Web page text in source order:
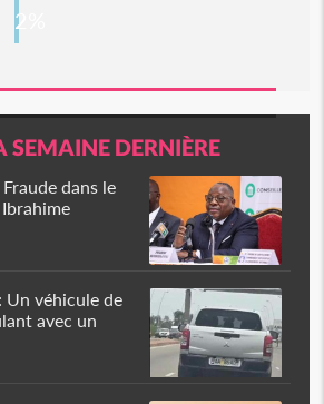
2%
SEMAINE DERNIÈRE
dans le
Un véhicule de
avec un